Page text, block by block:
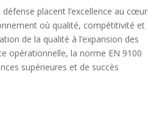
placent l’excellence au
où qualité, compétitivité et
de la qualité à l’expansion des
opérationnelle, la norme EN 9100
supérieures et de succès